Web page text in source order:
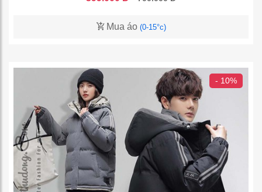
Mua áo (0-15°c)
- 10%